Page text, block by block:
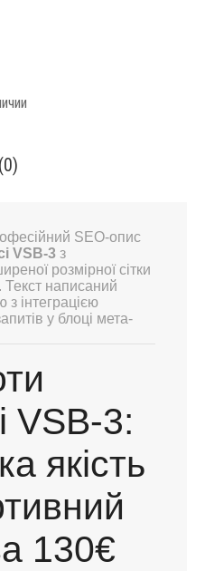
SEO-опис
VSB-3 з
розмірної сітки
Текст написаний
з інтеграцією
у блоці мета-
VSB-3:
якість
130€